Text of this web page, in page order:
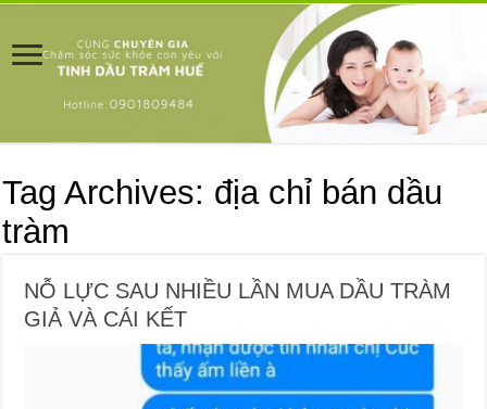
Tag Archives: địa chỉ bán dầu
tràm
NỖ LỰC SAU NHIỀU LẦN MUA DẦU TRÀM
GIẢ VÀ CÁI KẾT